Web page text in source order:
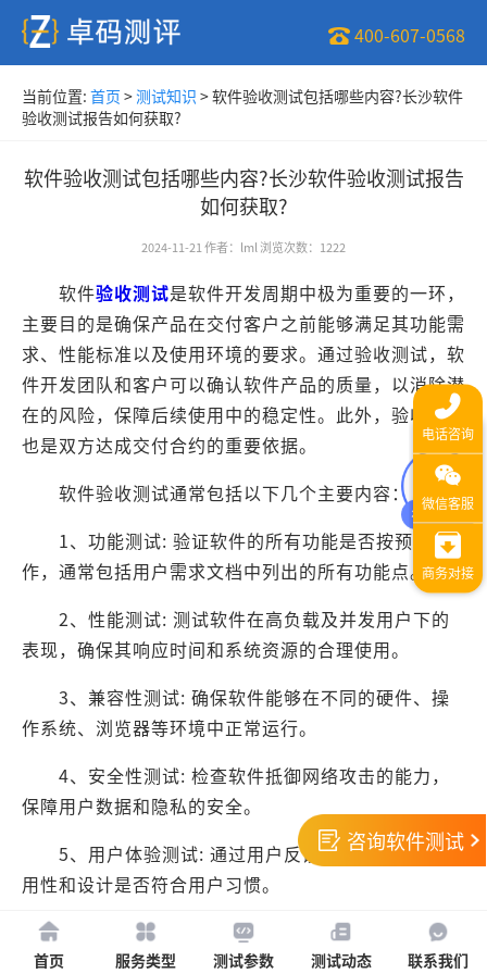
400-607-0568
当前位置: 首页 >测试知识 >软件验收测试包括哪些内容?长沙软件
验收测试报告如何获取?
软件验收测试包括哪些内容?长沙软件验收测试报告
如何获取?
2024-11-21 作者： lml 浏览次数： 1222
软件验收测试是软件开发周期中极为重要的一环，
主要目的是确保产品在交付客户之前能够满足其功能需
求、性能标准以及使用环境的要求。通过验收测试，软
件开发团队和客户可以确认软件产品的质量，以消除潜
在的风险，保障后续使用中的稳定性。此外，验收测试
也是双方达成交付合约的重要依据。
软件验收测试通常包括以下几个主要内容：
1、功能测试: 验证软件的所有功能是否按预期工
作，通常包括用户需求文档中列出的所有功能点。
2、性能测试: 测试软件在高负载及并发用户下的
表现，确保其响应时间和系统资源的合理使用。
3、兼容性测试: 确保软件能够在不同的硬件、操
作系统、浏览器等环境中正常运行。
4、安全性测试: 检查软件抵御网络攻击的能力，
保障用户数据和隐私的安全。
5、用户体验测试: 通过用户反馈，验证软件的易
用性和设计是否符合用户习惯。
软件验收测试报告便是测试人员在验收测试之后进
行总结的报告文档，需要获取的朋友可咨询卓码软件测
咨询软件测试
首页 服务类型 测试参数 测试动态 联系我们